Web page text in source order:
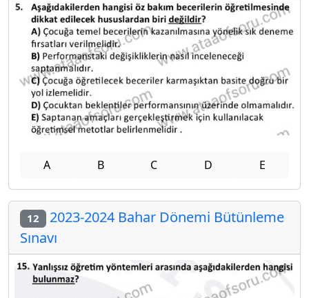
A B C D E
12 2023-2024 Bahar Dönemi Bütünleme
Sınavı